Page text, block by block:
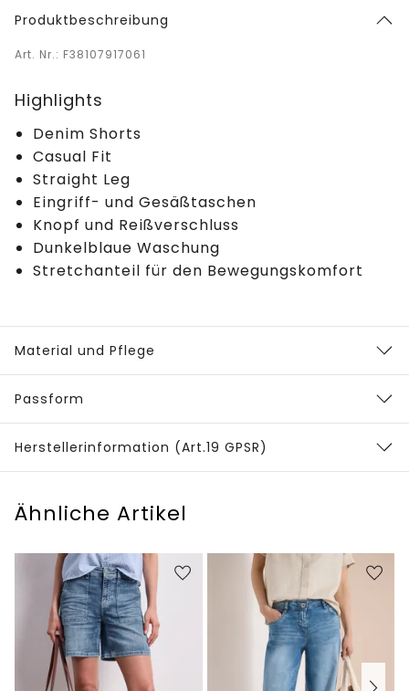
Produktbeschreibung
Art. Nr.: F38107917061
Highlights
Denim Shorts
Casual Fit
Straight Leg
Eingriff- und Gesäßtaschen
Knopf und Reißverschluss
Dunkelblaue Waschung
Stretchanteil für den Bewegungskomfort
Material und Pflege
Passform
Herstellerinformation (Art.19 GPSR)
Ähnliche Artikel